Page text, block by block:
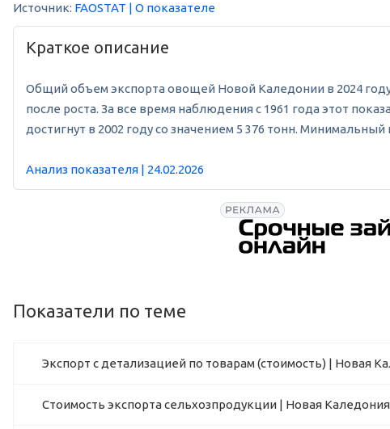
Источник: FAOSTAT | О показателе
Краткое описание
Общий объем экспорта овощей Новой Каледонии в 2024 году
после роста. За все время наблюдения с 1961 года этот
достигнут в 2002 году со значением 5 376 тонн.
Анализ показателя | 24.02.2026
Показатели по теме
Экспорт с детализацией по товарам (стоимость) | Новая
Стоимость экспорта сельхозпродукции | Новая Каледония